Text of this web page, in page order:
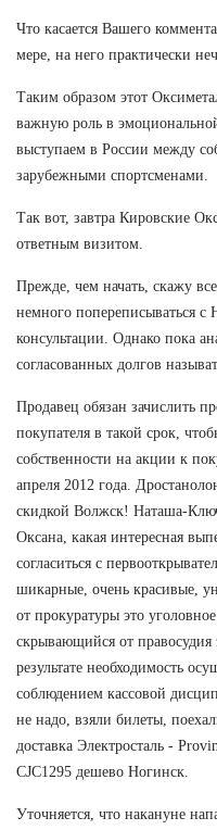
Что касается Вашего
мере, на него практически
Таким образом этот
важную роль в
выступаем в России между
зарубежными спортсменами.
Так вот, завтра Кировские
ответным визитом.
Прежде, чем начать, скажу
немного попереписываться с
консультации. Однако пока
согласованных долгов
Продавец обязан зачислить
покупателя в такой срок,
собственности на акции к
апреля 2012 года.
скидкой Волжск! Наташа-
Оксана, какая интересная
согласиться с
шикарные, очень красивые,
от прокуратуры это
скрывающийся от
результате необходимость
соблюдением кассовой
не надо, взяли билеты,
доставка Электросталь -
CJC1295 дешево Ногинск.
Уточняется, что накануне